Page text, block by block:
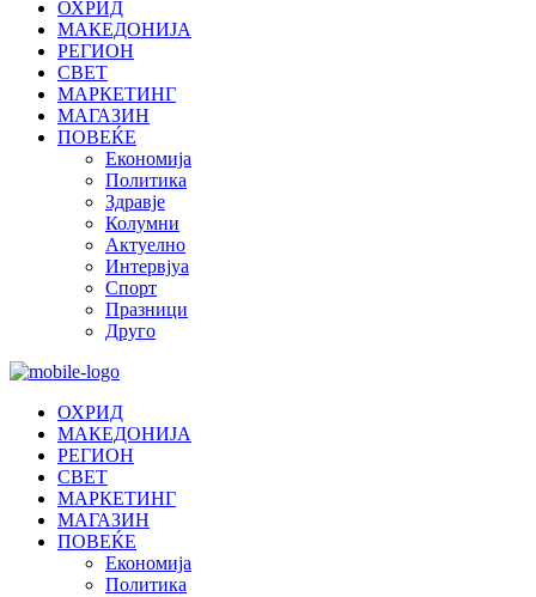
ОХРИД
МАКЕДОНИЈА
РЕГИОН
СВЕТ
МАРКЕТИНГ
МАГАЗИН
ПОВЕЌЕ
Економија
Политика
Здравје
Колумни
Актуелно
Интервјуа
Спорт
Празници
Друго
ОХРИД
МАКЕДОНИЈА
РЕГИОН
СВЕТ
МАРКЕТИНГ
МАГАЗИН
ПОВЕЌЕ
Економија
Политика